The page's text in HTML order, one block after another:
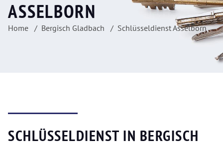
ASSELBORN
Home Bergisch Gladbach Schlüsseldienst Asselborn
SCHLÜSSELDIENST IN BERGISCH